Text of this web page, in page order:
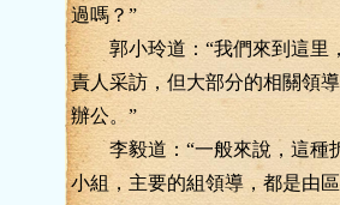
過嗎？”
郭小玲道：“我們來到這里
責人采訪，但大部分的相關領
辦公。”
李毅道：“一般來說，這種
小組，主要的組領導，都是由